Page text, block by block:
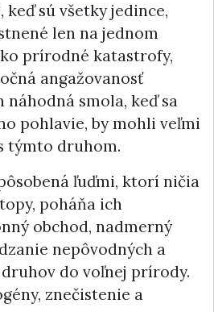
sú všetky jedince,
len na jednom
prírodné katastrofy,
angažovanosť
smola, keď sa
pohlavie, by mohli veľmi
týmto druhom.
ľuďmi, ktorí ničia
poháňa ich
obchod, nadmerný
nepôvodných a
do voľnej prírody.
znečistenie a